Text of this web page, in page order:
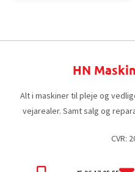
HN
Alt i maskiner til pleje og
vejarealer. Samt salg og
CVR: